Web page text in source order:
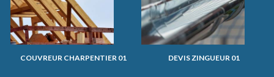
COUVREUR CHARPENTIER 01 DEVIS ZINGUEUR 01